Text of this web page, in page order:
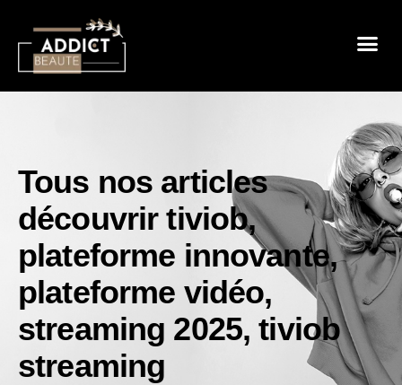
Tous nos articles
découvrir tiviob,
plateforme innovante,
plateforme vidéo,
streaming 2025,tiviob
streaming